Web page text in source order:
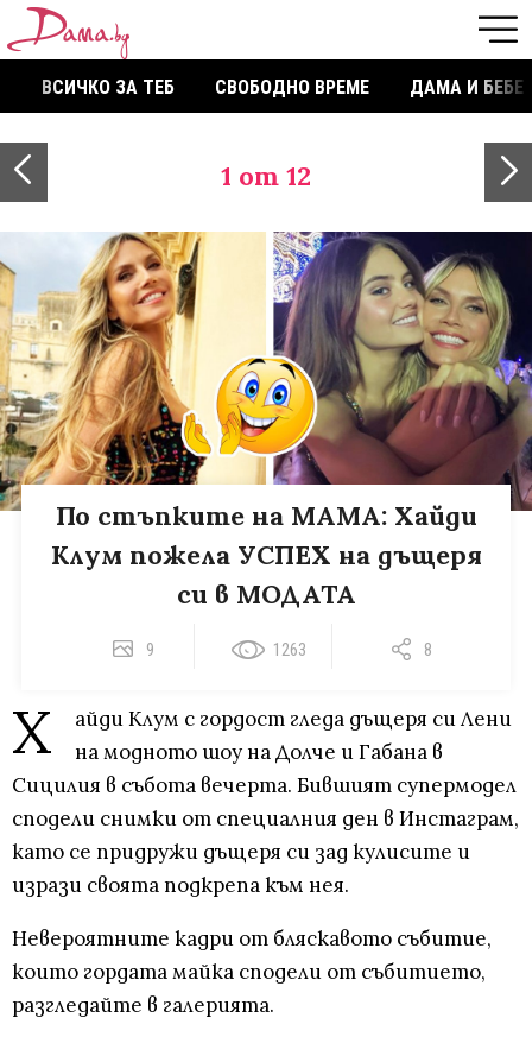
ВСИЧКО ЗА ТЕБ СВОБОДНО ВРЕМЕ ДАМА И БЕБЕ
1 от 12
По стъпките на МАМА: Хайди
Клум пожела УСПЕХ на дъщеря
си в МОДАТА
9 1263 8
Х
айди Клум с гордост гледа дъщеря си Лени
на модното шоу на Долче и Габана в
Сицилия в събота вечерта. Бившият супермодел
сподели снимки от специалния ден в Инстаграм,
като се придружи дъщеря си зад кулисите и
изрази своята подкрепа към нея.
Невероятните кадри от бляскавото събитие,
които гордата майка сподели от събитието,
разгледайте в галерията.